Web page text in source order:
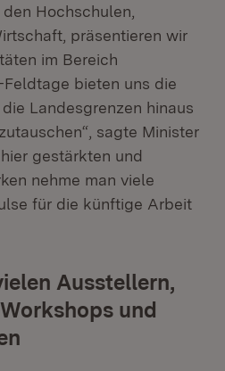
Hochschulen,
präsentieren wir
im Bereich
bieten uns die
Landesgrenzen hinaus
sagte Minister
gestärkten und
nehme man viele
für die künftige Arbeit
Ausstellern,
und